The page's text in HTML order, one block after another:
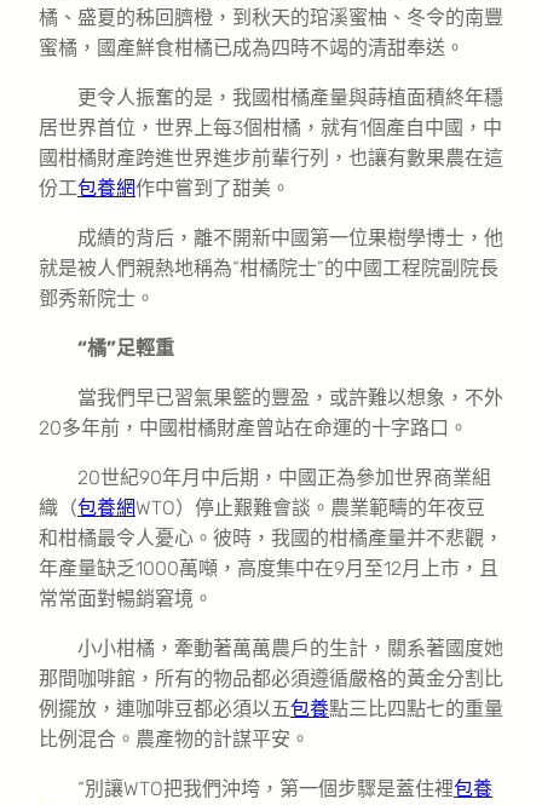
橘、盛夏的秭回臍橙，到秋天的琯溪蜜柚、冬令的南豐
蜜橘，國產鮮食柑橘已成為四時不竭的清甜奉送。
更令人振奮的是，我國柑橘產量與蒔植面積終年穩
居世界首位，世界上每3個柑橘，就有1個產自中國，中
國柑橘財產跨進世界進步前輩行列，也讓有數果農在這
份工包養網作中嘗到了甜美。
成績的背后，離不開新中國第一位果樹學博士，他
就是被人們親熱地稱為“柑橘院士”的中國工程院副院長
鄧秀新院士。
“橘”足輕重
當我們早已習氣果籃的豐盈，或許難以想象，不外
20多年前，中國柑橘財產曾站在命運的十字路口。
20世紀90年月中后期，中國正為參加世界商業組
織（包養網WTO）停止艱難會談。農業範疇的年夜豆
和柑橘最令人憂心。彼時，我國的柑橘產量并不悲觀，
年產量缺乏1000萬噸，高度集中在9月至12月上市，且
常常面對暢銷窘境。
小小柑橘，牽動著萬萬農戶的生計，關系著國度她
那間咖啡館，所有的物品都必須遵循嚴格的黃金分割比
例擺放，連咖啡豆都必須以五包養點三比四點七的重量
比例混合。農產物的計謀平安。
“別讓WTO把我們沖垮，第一個步驟是蓋住裡包養